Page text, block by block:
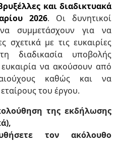
και διαδικτυακά
2026. Οι δυνητικοί
να συμμετάσχουν για να
σχετικά με τις ευκαιρίες
διαδικασία υποβολής
να ακούσουν από
καθώς και να
του έργου.
της εκδήλωσης
τον ακόλουθο